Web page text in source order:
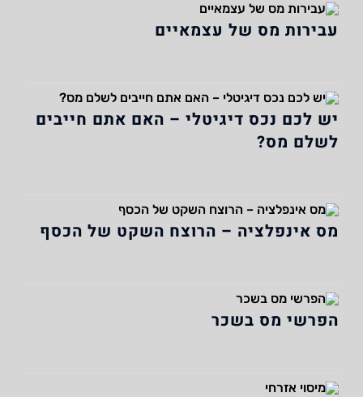
עבירות מס של עצמאיים
יש לכם נכס דיגיטלי – האם אתם חייבים
לשלם מס?
מס אינפלציה – הרוצח השקט של הכסף
הפרשי מס בשכר